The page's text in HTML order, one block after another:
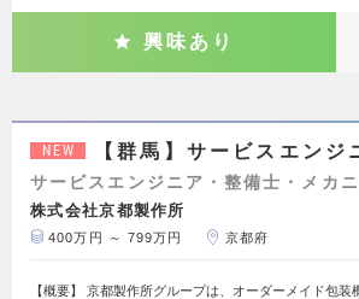
興味あり
NEW 【群馬】サービスエンジ
サービスエンジニア・整備士・メカ
株式会社京都製作所
400万円 ～ 799万円 京都府
【概要】 京都製作所グループは、オーダーメイド包装